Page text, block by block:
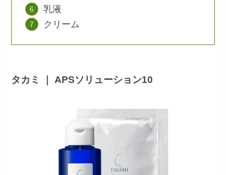
乳液
クリーム
タカミ ｜ APSソリューション10